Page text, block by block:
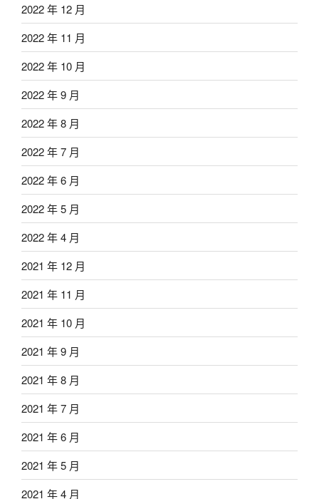
2022 年 12 月
2022 年 11 月
2022 年 10 月
2022 年 9 月
2022 年 8 月
2022 年 7 月
2022 年 6 月
2022 年 5 月
2022 年 4 月
2021 年 12 月
2021 年 11 月
2021 年 10 月
2021 年 9 月
2021 年 8 月
2021 年 7 月
2021 年 6 月
2021 年 5 月
2021 年 4 月